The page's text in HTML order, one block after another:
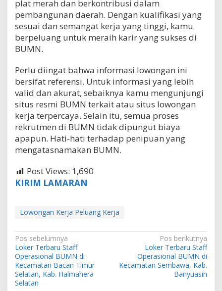
plat merah dan berkontribusi dalam
pembangunan daerah. Dengan kualifikasi yang
sesuai dan semangat kerja yang tinggi, kamu
berpeluang untuk meraih karir yang sukses di
BUMN.
Perlu diingat bahwa informasi lowongan ini
bersifat referensi. Untuk informasi yang lebih
valid dan akurat, sebaiknya kamu mengunjungi
situs resmi BUMN terkait atau situs lowongan
kerja terpercaya. Selain itu, semua proses
rekrutmen di BUMN tidak dipungut biaya
apapun. Hati-hati terhadap penipuan yang
mengatasnamakan BUMN.
Post Views: 1,690
KIRIM LAMARAN
Lowongan Kerja Peluang Kerja
N
a
v
i
Pos sebelumnya
Loker Terbaru Staff
Operasional BUMN di
Kecamatan Bacan Timur
Selatan, Kab. Halmahera
Selatan
Pos berikutnya
Loker Terbaru Staff
Operasional BUMN di
Kecamatan Sembawa, Kab.
Banyuasin